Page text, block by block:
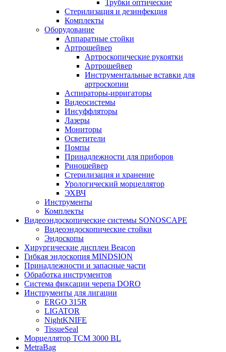
Трубки оптические
Стерилизация и дезинфекция
Комплекты
Оборудование
Аппаратные стойки
Артрошейвер
Артроскопические рукоятки
Артрошейвер
Инструментальные вставки для
артроскопии
Аспираторы-ирригаторы
Видеосистемы
Инсуффляторы
Лазеры
Мониторы
Осветители
Помпы
Принадлежности для приборов
Риношейвер
Стерилизация и хранение
Урологический морцеллятор
ЭХВЧ
Инструменты
Комплекты
Видеоэндоскопические системы SONOSCAPE
Видеоэндоскопические стойки
Эндоскопы
Хирургические дисплеи Beacon
Гибкая эндоскопия MINDSION
Принадлежности и запасные части
Обработка инструментов
Система фиксации черепа DORO
Инструменты для лигации
ERGO 315R
LIGATOR
NightKNIFE
TissueSeal
Морцеллятор ТСМ 3000 BL
MetraBag